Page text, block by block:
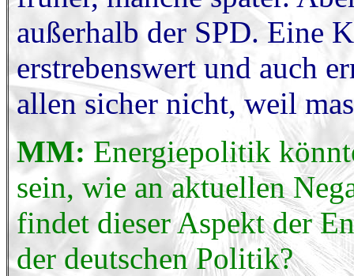
außerhalb der SPD. Eine
erstrebenswert und auch
allen sicher nicht, weil
MM: Energiepolitik
sein, wie an aktuellen
findet dieser Aspekt der
der deutschen Politik?